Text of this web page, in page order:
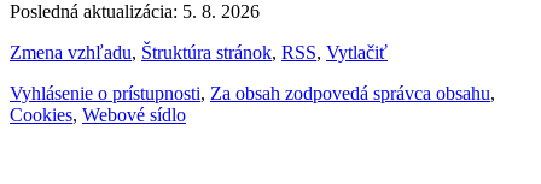
Posledná aktualizácia: 5. 8. 2026
Zmena vzhľadu, Štruktúra stránok, RSS, Vytlačiť
Vyhlásenie o prístupnosti, Za obsah zodpovedá správca obsahu,
Cookies, Webové sídlo